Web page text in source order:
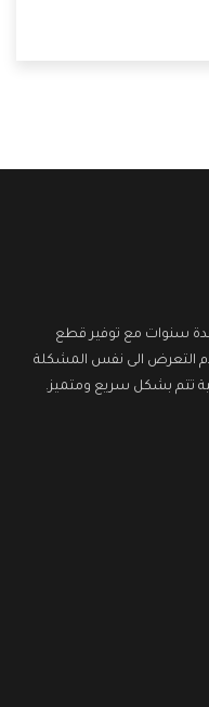
يوجد منه موديلات
عدة سنوات مع توفير قطع
التعرض الى نفس المشكلة
تتم بشكل سريع ومتميز.